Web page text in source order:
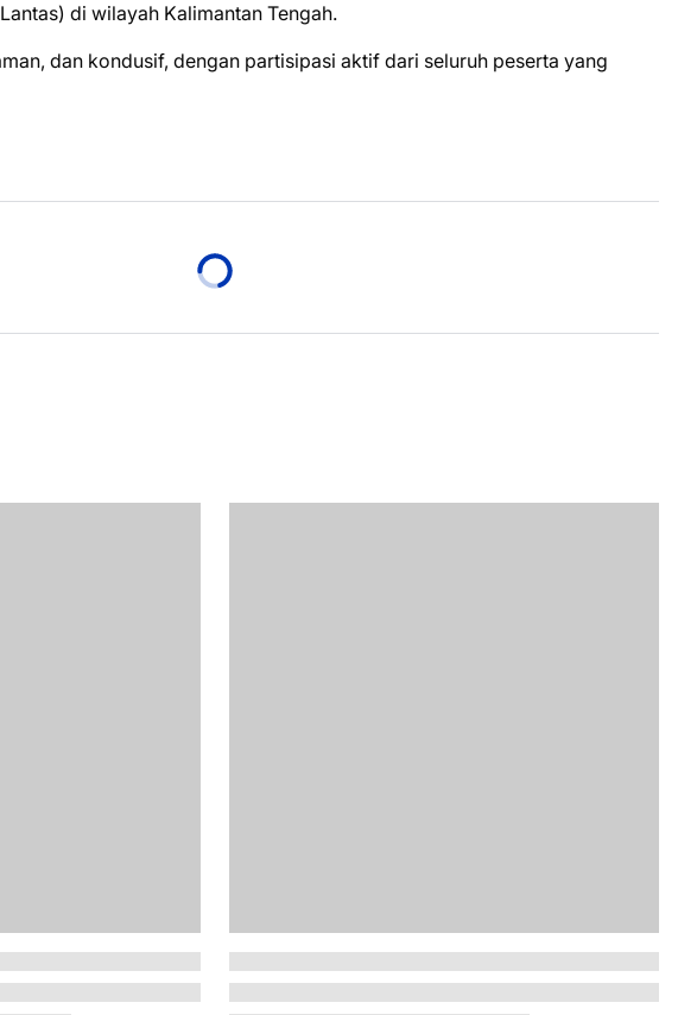
di wilayah Kalimantan Tengah.
dan kondusif, dengan partisipasi aktif dari seluruh peserta yang